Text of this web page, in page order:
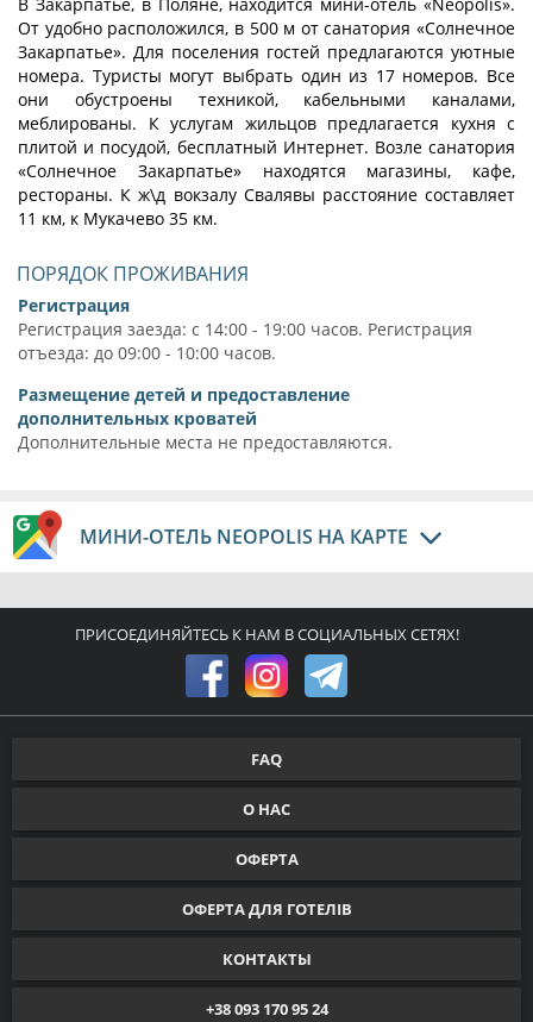
От удобно расположился, в 500 м от санатория «Солнечное
Закарпатье». Для поселения гостей предлагаются уютные
номера. Туристы могут выбрать один из 17 номеров. Все
они обустроены техникой, кабельными каналами,
меблированы. К услугам жильцов предлагается кухня с
плитой и посудой, бесплатный Интернет. Возле санатория
«Солнечное Закарпатье» находятся магазины, кафе,
рестораны. К ж\д вокзалу Свалявы расстояние составляет
11 км, к Мукачево 35 км.
ПОРЯДОК ПРОЖИВАНИЯ
Регистрация
Регистрация заезда: с 14:00 - 19:00 часов. Регистрация
отъезда: до 09:00 - 10:00 часов.
Размещение детей и предоставление
дополнительных кроватей
Дополнительные места не предоставляются.
МИНИ-ОТЕЛЬ NEOPOLIS НА КАРТЕ
ПРИСОЕДИНЯЙТЕСЬ К НАМ В СОЦИАЛЬНЫХ СЕТЯХ!
FAQ
О НАС
ОФЕРТА
ОФЕРТА ДЛЯ ГОТЕЛІВ
КОНТАКТЫ
+38 093 170 95 24